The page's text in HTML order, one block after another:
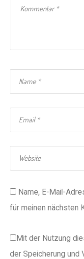
Name, E-Mail-
für meinen nächsten
Mit der Nutzung
der Speicherung und